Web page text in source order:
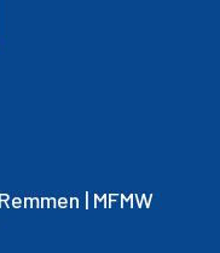
| MFMW